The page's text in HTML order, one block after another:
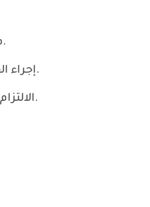
متابعة الأعطال وإصلاحها.
إجراء الفحوصات الدورية للمرافق.
الالتزام بمعايير الجودة والسلامة.